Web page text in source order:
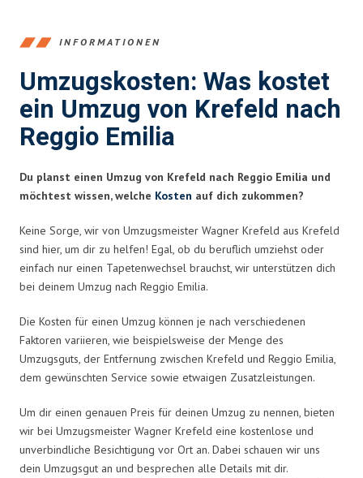
INFORMATIONEN
Umzugskosten: Was kostet
ein Umzug von Krefeld nach
Reggio Emilia
Du planst einen Umzug von Krefeld nach Reggio Emilia und
möchtest wissen, welche Kosten auf dich zukommen?
Keine Sorge, wir von Umzugsmeister Wagner Krefeld aus Krefeld
sind hier, um dir zu helfen! Egal, ob du beruflich umziehst oder
einfach nur einen Tapetenwechsel brauchst, wir unterstützen dich
bei deinem Umzug nach Reggio Emilia.
Die Kosten für einen Umzug können je nach verschiedenen
Faktoren variieren, wie beispielsweise der Menge des
Umzugsguts, der Entfernung zwischen Krefeld und Reggio Emilia,
dem gewünschten Service sowie etwaigen Zusatzleistungen.
Um dir einen genauen Preis für deinen Umzug zu nennen, bieten
wir bei Umzugsmeister Wagner Krefeld eine kostenlose und
unverbindliche Besichtigung vor Ort an. Dabei schauen wir uns
dein Umzugsgut an und besprechen alle Details mit dir.